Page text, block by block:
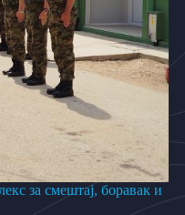
за смештај, боравак и